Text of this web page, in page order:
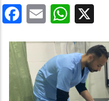
Facebook
Email